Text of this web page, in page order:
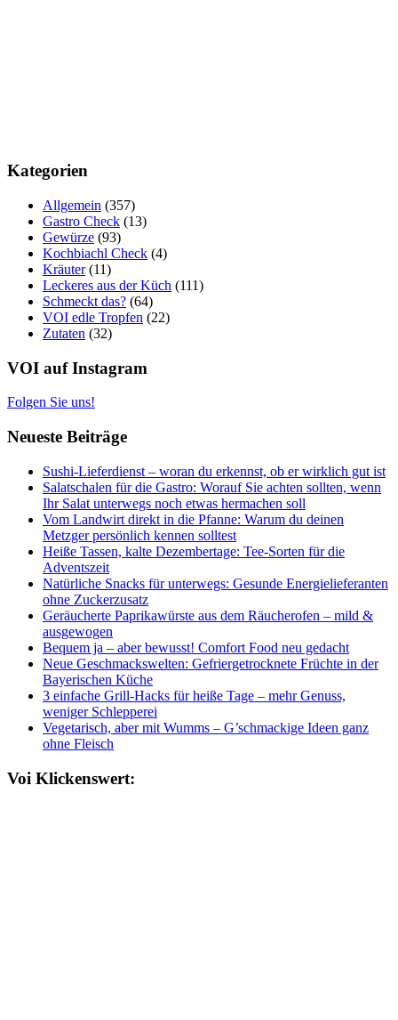
Kategorien
Allgemein (357)
Gastro Check (13)
Gewürze (93)
Kochbiachl Check (4)
Kräuter(11)
Leckeres aus der Küch (111)
Schmeckt das? (64)
VOI edle Tropfen (22)
Zutaten (32)
VOI auf Instagram
Folgen Sie uns!
Neueste Beiträge
Sushi-Lieferdienst – woran du erkennst, ob er wirklich gut ist
Salatschalen für die Gastro: Worauf Sie achten sollten, wenn
Ihr Salat unterwegs noch etwas hermachen soll
Vom Landwirt direkt in die Pfanne: Warum du deinen
Metzger persönlich kennen solltest
Heiße Tassen, kalte Dezembertage: Tee-Sorten für die
Adventszeit
Natürliche Snacks für unterwegs: Gesunde Energielieferanten
ohne Zuckerzusatz
Geräucherte Paprikawürste aus dem Räucherofen – mild &
ausgewogen
Bequem ja – aber bewusst! Comfort Food neu gedacht
Neue Geschmackswelten: Gefriergetrocknete Früchte in der
Bayerischen Küche
3 einfache Grill-Hacks für heiße Tage – mehr Genuss,
weniger Schlepperei
Vegetarisch, aber mit Wumms – G’schmackige Ideen ganz
ohne Fleisch
Voi Klickenswert: